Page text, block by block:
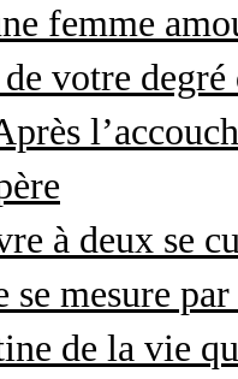
femme
votre
à deux se
se mesure
de la vie